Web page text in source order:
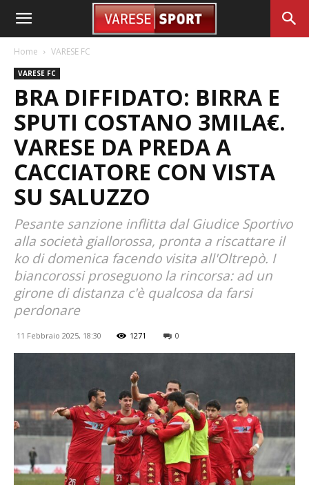
Home VARESE FC
VARESE FC
BRA DIFFIDATO: BIRRA E
SPUTI COSTANO 3MILA€.
VARESE DA PREDA A
CACCIATORE CON VISTA
SU SALUZZO
Pesante sanzione inflitta dal Giudice Sportivo
alla società giallorossa, pronta a riscattare il
ko di domenica facendo visita all'Oltrepò. I
biancorossi proseguono la rincorsa: ad un
girone di distanza c'è qualcosa da farsi
perdonare
11 Febbraio 2025, 18:30 1271 0